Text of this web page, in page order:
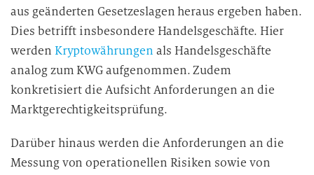
aus geänderten Gesetzeslagen heraus ergeben haben.
Dies betrifft insbesondere Handelsgeschäfte. Hier
werden Kryptowährungen als Handelsgeschäfte
analog zum KWG aufgenommen. Zudem
konkretisiert die Aufsicht Anforderungen an die
Marktgerechtigkeitsprüfung.
Darüber hinaus werden die Anforderungen an die
Messung von operationellen Risiken sowie von